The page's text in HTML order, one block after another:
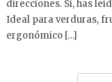
direcciones. Sí, has
Ideal para verduras,
ergonómico […]